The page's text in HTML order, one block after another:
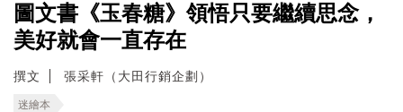
圖文書《玉春糖》領悟只要繼續思念，
美好就會一直存在
撰文 張采軒（大田行銷企劃）
迷繪本